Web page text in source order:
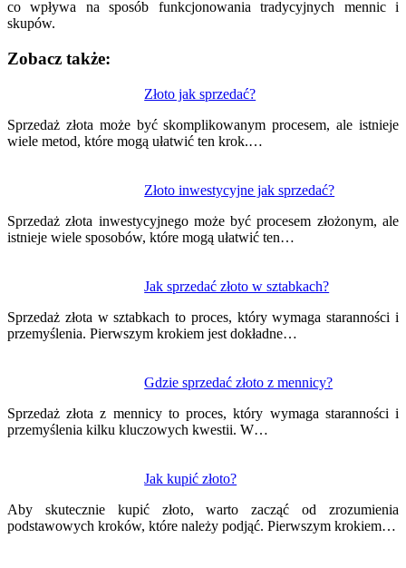
co wpływa na sposób funkcjonowania tradycyjnych mennic i
skupów.
Zobacz także:
Złoto jak sprzedać?
Sprzedaż złota może być skomplikowanym procesem, ale istnieje
wiele metod, które mogą ułatwić ten krok.…
Złoto inwestycyjne jak sprzedać?
Sprzedaż złota inwestycyjnego może być procesem złożonym, ale
istnieje wiele sposobów, które mogą ułatwić ten…
Jak sprzedać złoto w sztabkach?
Sprzedaż złota w sztabkach to proces, który wymaga staranności i
przemyślenia. Pierwszym krokiem jest dokładne…
Gdzie sprzedać złoto z mennicy?
Sprzedaż złota z mennicy to proces, który wymaga staranności i
przemyślenia kilku kluczowych kwestii. W…
Jak kupić złoto?
Aby skutecznie kupić złoto, warto zacząć od zrozumienia
podstawowych kroków, które należy podjąć. Pierwszym krokiem…
wpisu